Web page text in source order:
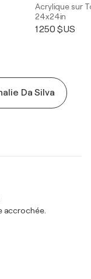
Acrylique sur
24x24in
1 250 $US
Da Silva
accrochée.